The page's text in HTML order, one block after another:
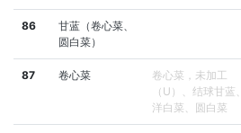
86
甘蓝（卷心菜、
圆白菜）
87 卷心菜
卷心菜，未加工
（U）、结球甘蓝、
洋白菜、圆白菜